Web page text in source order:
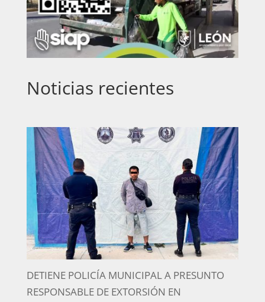
Noticias recientes
DETIENE POLICÍA MUNICIPAL A PRESUNTO
RESPONSABLE DE EXTORSIÓN EN